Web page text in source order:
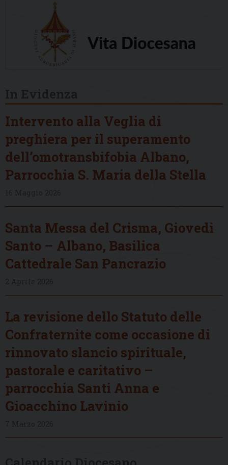
Intervento alla Veglia di
preghiera per il superamento
dell’omotransbifobia Albano,
Parrocchia S. Maria della Stella
Santa Messa del Crisma, Giovedì
Santo – Albano, Basilica
Cattedrale San Pancrazio
La revisione dello Statuto delle
Confraternite come occasione di
rinnovato slancio spirituale,
pastorale e caritativo –
parrocchia Santi Anna e
Gioacchino Lavinio